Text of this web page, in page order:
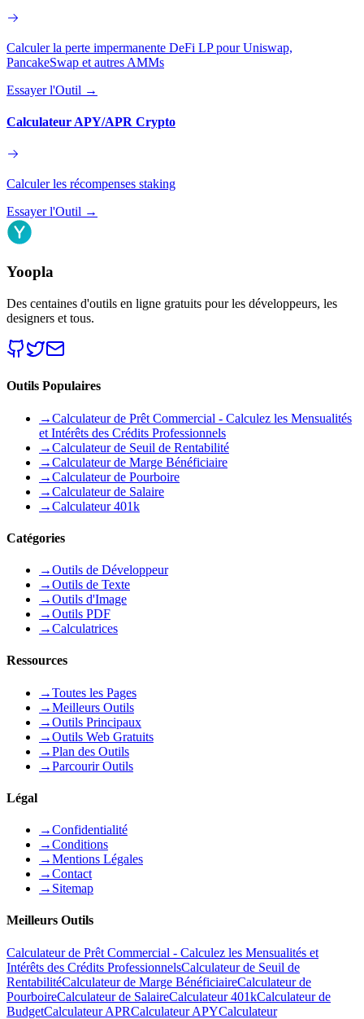
Calculer la perte impermanente DeFi LP pour Uniswap,
PancakeSwap et autres AMMs
Essayer l'Outil →
Calculateur APY/APR Crypto
Calculer les récompenses staking
Essayer l'Outil →
Yoopla
Des centaines d'outils en ligne gratuits pour les développeurs, les
designers et tous.
Outils Populaires
→Calculateur de Prêt Commercial - Calculez les Mensualités
et Intérêts des Crédits Professionnels
→Calculateur de Seuil de Rentabilité
→Calculateur de Marge Bénéficiaire
→Calculateur de Pourboire
→Calculateur de Salaire
→Calculateur 401k
Catégories
→Outils de Développeur
→Outils de Texte
→Outils d'Image
→Outils PDF
→Calculatrices
Ressources
→Toutes les Pages
→Meilleurs Outils
→Outils Principaux
→Outils Web Gratuits
→Plan des Outils
→Parcourir Outils
Légal
→Confidentialité
→Conditions
→Mentions Légales
→Contact
→ Sitemap
Meilleurs Outils
Calculateur de Prêt Commercial - Calculez les Mensualités et
Intérêts des Crédits ProfessionnelsCalculateur de Seuil de
RentabilitéCalculateur de Marge BénéficiaireCalculateur de
PourboireCalculateur de SalaireCalculateur 401kCalculateur de
BudgetCalculateur APRCalculateur APYCalculateur